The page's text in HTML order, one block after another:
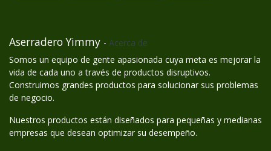
Aserradero Yimmy - Acerca de
Somos un equipo de gente apasionada cuya meta es mejorar la
vida de cada uno a través de productos disruptivos.
Construimos grandes productos para solucionar sus problemas
de negocio.
Nuestros productos están diseñados para pequeñas y medianas
empresas que desean optimizar su desempeño.